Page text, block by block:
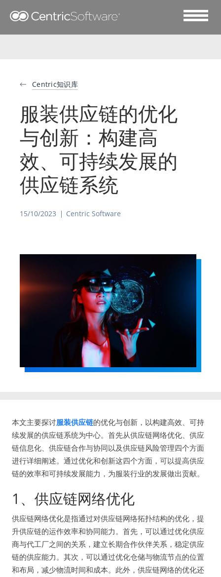
Centric知识库
服装供应链的优化
与创新：构建高
效、可持续发展的
供应链系统
15/10/2023 Centric Software
本文主要探讨服装供应链的优化与创新，以构建高效、可持
续发展的供应链系统为中心。首先从供应链网络优化、供应
链信息化、供应链合作与协同以及供应链风险管理四个方面
进行详细阐述。通过优化和创新这四个方面，可以提高供应
链的效率和可持续发展能力，为服装行业的发展做出贡献。
1、供应链网络优化
供应链网络优化是指通过对供应链网络拓扑结构的优化，提
升供应链的运作效率和协同能力。首先，可以通过优化供应
商与代工厂之间的关系，建立长期合作伙伴关系，稳定供应
链的供应能力。其次，可以通过优化仓储与物流节点的位置
和布局，减少物流时间和成本。此外，供应链网络的优化还